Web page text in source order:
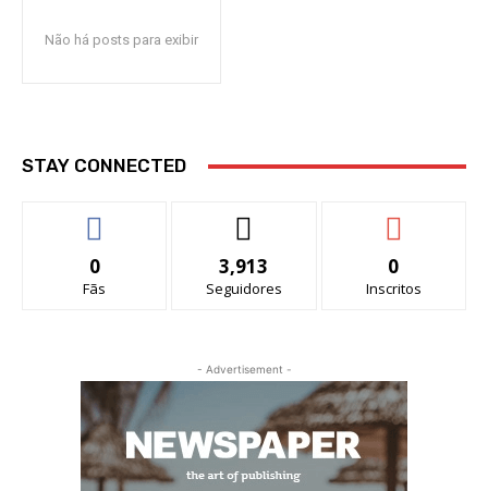
Não há posts para exibir
STAY CONNECTED
0
Fãs
3,913
Seguidores
0
Inscritos
- Advertisement -